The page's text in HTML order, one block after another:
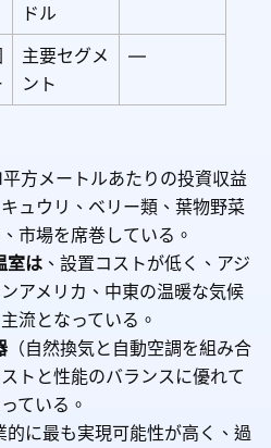
ドル
主要セグメ
ント
—
平方メートルあたりの投資収益
ュウリ、ベリー類、葉物野菜
市場を席巻している。
室は 、設置コストが低く、アジ
アメリカ、中東の温暖な気候
流となっている。
（自然換気と自動空調を組み合
トと性能のバランスに優れて
ている。
的に最も実現可能性が高く、過